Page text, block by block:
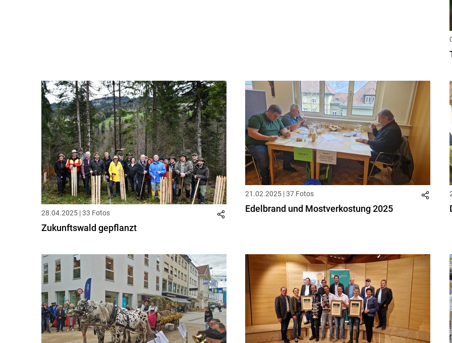
28.04.2025 | 33 Fotos
Zukunftswald gepflanzt
21.02.2025 | 37 Fotos
Edelbrand und Mostverkostung 2025